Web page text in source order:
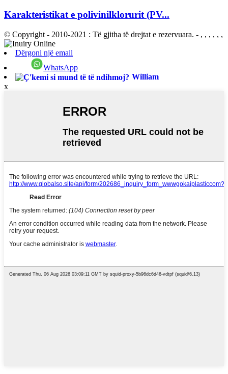
Karakteristikat e polivinilklorurit (PV...
© Copyright - 2010-2021 : Të gjitha të drejtat e rezervuara. - , , , , , ,
Dërgoni një email
WhatsApp
William
x